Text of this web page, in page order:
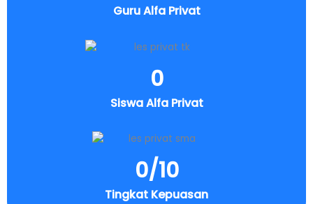
Guru Alfa Privat
Siswa Alfa Privat
0
Tingkat Kepuasan
0/10